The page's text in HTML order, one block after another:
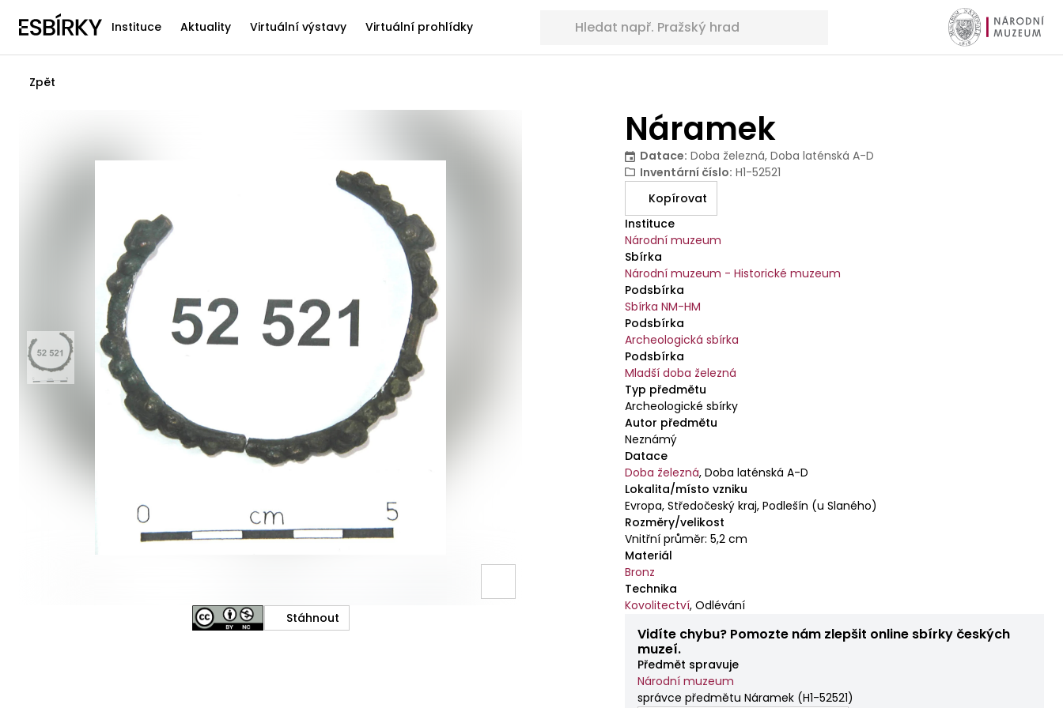
Instituce Aktuality Virtuální výstavy Virtuální prohlídky
Zpět
Náramek
Datace: Doba železná, Doba laténská A-D
Inventární číslo: H1-52521
Kopírovat
Instituce
Národní muzeum
Sbírka
Národní muzeum - Historické muzeum
Podsbírka
Sbírka NM-HM
Podsbírka
Archeologická sbírka
Podsbírka
Mladší doba železná
Typ předmětu
Archeologické sbírky
Autor předmětu
Neznámý
Datace
Doba železná,Doba laténská A-D
Lokalita/místo vzniku
Evropa, Středočeský kraj, Podlešín (u Slaného)
Rozměry/velikost
Vnitřní průměr: 5,2 cm
Materiál
Bronz
Technika
Kovolitectví,Odlévání
Vidíte chybu? Pomozte nám zlepšit online sbírky českých
muzeí.
Předmět spravuje
Národní muzeum
správce předmětu Náramek (H1-52521)
Stáhnout